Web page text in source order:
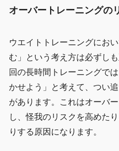
オーバートレーニングの
ウエイトトレーニングにお
む」という考え方は必ずし
回の長時間トレーニングで
かせよう」と考えて、つい
があります。これはオーバ
し、怪我のリスクを高めた
りする原因になります。